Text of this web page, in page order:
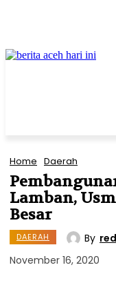
Home Daerah
Lamban,
Besar
DAERAH By
November 16, 2020